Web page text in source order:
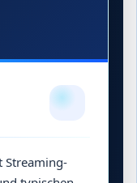
Streaming-